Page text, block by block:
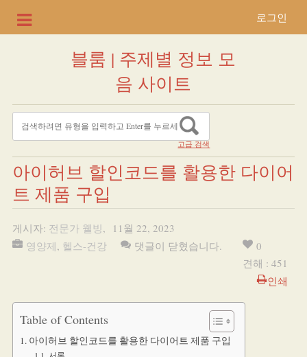
로그인
블룸 | 주제별 정보 모
음 사이트
고급 검색
아이허브 할인코드를 활용한 다이어
트 제품 구입
게시자: 전문가 웰빙,
11월 22, 2023
영양제, 헬스-건강 댓글이 닫혔습니다.
0
견해 : 451
인쇄
Table of Contents
아이허브 할인코드를 활용한 다이어트 제품 구입